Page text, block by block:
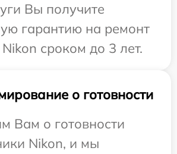
Вы получите
гарантию на ремонт
сроком до 3 лет.
о готовности
Вам о готовности
Nikon, и мы